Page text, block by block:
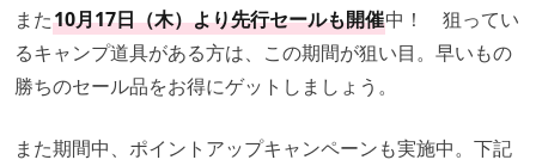
また10月17日（木）より先行セールも開催中！ 狙ってい
るキャンプ道具がある方は、この期間が狙い目。早いもの
勝ちのセール品をお得にゲットしましょう。
また期間中、ポイントアップキャンペーンも実施中。下記